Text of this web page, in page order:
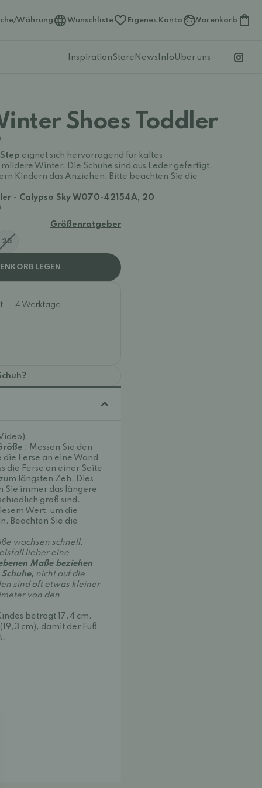
Währung Wunschliste Eigenes Konto Warenkorb
InspirationStore News Info Über uns
Shoes Toddler
eignet sich hervorragend für kaltes
Winter. Die Schuhe sind aus Leder gefertigt.
Kindern das Anziehen. Bitte beachten Sie die
- Calypso Sky W070-42154A, 20
Größenratgeber
25
LEGEN
1 - 4 Werktage
: Messen Sie den
die Ferse an eine Wand
die Ferse an einer Seite
längsten Zeh. Dies
Sie immer das längere
groß sind.
Wert, um die
Beachten Sie die
wachsen schnell.
lieber eine
Maße beziehen
nicht auf die
sind oft etwas kleiner
von den
beträgt 17,4 cm.
cm), damit der Fuß